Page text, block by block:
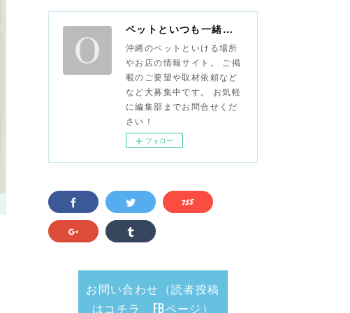
(8)
(1)
)
(8)
ペットといつも一緒な情報サイト おさんぽ沖縄
沖縄のペットといける場所
やお店の情報サイト。 ご掲
載のご要望や取材依頼など
など大募集中です。 お気軽
に編集部までお問合せくだ
さい！
フォロー
お問い合わせ（読者投稿
はコチラ FBページ）